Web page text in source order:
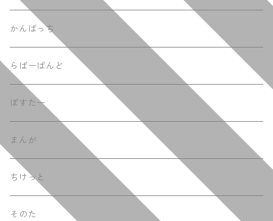
ふーでぃー
かんばっち
らばーばんど
ぽすたー
まんが
ちけっと
そのた